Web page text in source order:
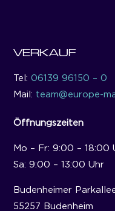
VERKAUF
Tel:06139 96150 – 0
Mail: team@europe-
Öffnungszeiten
Mo – Fr: 9:00 – 18:00
Sa: 9:00 – 13:00 Uhr
Budenheimer
55257 Budenheim